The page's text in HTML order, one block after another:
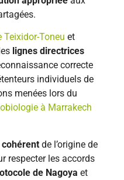
Teixidor-Toneu et
lignes directrices
correcte
individuels de
menées lors du
à Marrakech
de l’origine de
respecter les accords
de Nagoya et